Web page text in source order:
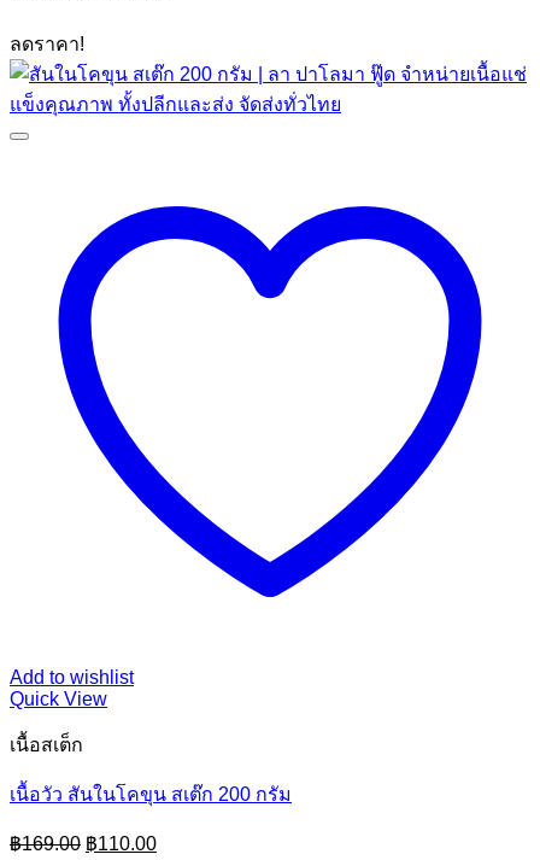
ลดราคา!
Add to wishlist
Quick View
เนื้อสเต็ก
เนื้อวัว สันในโคขุน สเต๊ก 200 กรัม
฿169.00 Original
฿110.00Current